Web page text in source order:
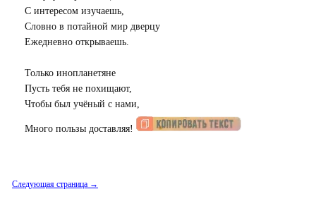
С интересом изучаешь,
Словно в потайной мир дверцу
Ежедневно открываешь.
Только инопланетяне
Пусть тебя не похищают,
Чтобы был учёный с нами,
Много пользы доставляя!
Следующая страница →